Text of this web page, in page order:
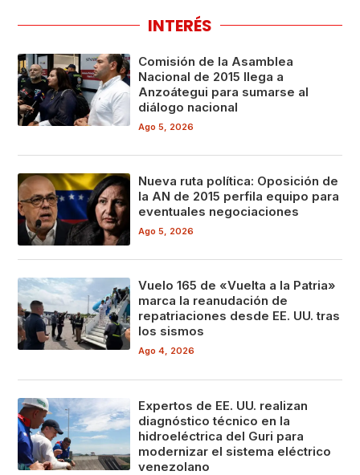
INTERÉS
Comisión de la Asamblea
Nacional de 2015 llega a
Anzoátegui para sumarse al
diálogo nacional
Ago 5, 2026
Nueva ruta política: Oposición de
la AN de 2015 perfila equipo para
eventuales negociaciones
Ago 5, 2026
Vuelo 165 de «Vuelta a la Patria»
marca la reanudación de
repatriaciones desde EE. UU. tras
los sismos
Ago 4, 2026
Expertos de EE. UU. realizan
diagnóstico técnico en la
hidroeléctrica del Guri para
modernizar el sistema eléctrico
venezolano